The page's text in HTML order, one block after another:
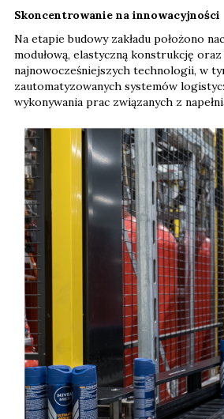
Skoncentrowanie na innowacyjności
Na etapie budowy zakładu położono
modułową, elastyczną konstrukcję
najnowocześniejszych technologii, w
zautomatyzowanych systemów
wykonywania prac związanych z